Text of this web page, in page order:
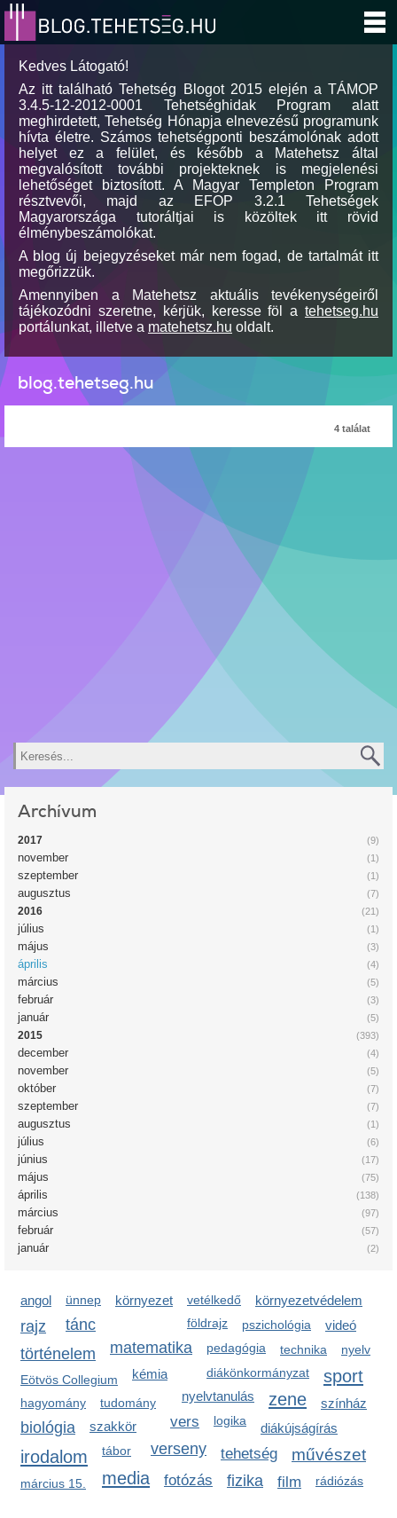
Kedves Látogató!
Az itt található Tehetség Blogot 2015 elején a TÁMOP
3.4.5-12-2012-0001 Tehetséghidak Program alatt
meghirdetett, Tehetség Hónapja elnevezésű programunk
hívta életre. Számos tehetségponti beszámolónak adott
helyet ez a felület, és később a Matehetsz által
megvalósított további projekteknek is megjelenési
lehetőséget biztosított. A Magyar Templeton Program
résztvevői, majd az EFOP 3.2.1 Tehetségek
Magyarországa tutoráltjai is közöltek itt rövid
élménybeszámolókat.
A blog új bejegyzéseket már nem fogad, de tartalmát itt
megőrizzük.
Amennyiben a Matehetsz aktuális tevékenységeiről
tájékozódni szeretne, kérjük, keresse föl a tehetseg.hu
portálunkat, illetve a matehetsz.hu oldalt.
blog.tehetseg.hu
4 találat
Keresés
Archívum
(9)
2017
(1)
november
(1)
szeptember
(7)
augusztus
(21)
2016
(1)
július
(3)
május
(4)
április
(5)
március
(3)
február
(5)
január
(393)
2015
(4)
december
(5)
november
(7)
október
(7)
szeptember
(1)
augusztus
(6)
július
(17)
június
(75)
május
(138)
április
(97)
március
(57)
február
(2)
január
angol ünnep környezet vetélkedő környezetvédelem
tánc földrajz pszichológia
matematika
rajz videó
pedagógia technika nyelv
történelem
diákönkormányzat sport
Eötvös Collegium
kémia
nyelvtanulás
zene
hagyomány tudomány színház
vers
biológia logika diákújságírás
szakkör
verseny tehetség művészet
irodalom
media
fotózás fizika film
tábor
rádiózás
március 15.